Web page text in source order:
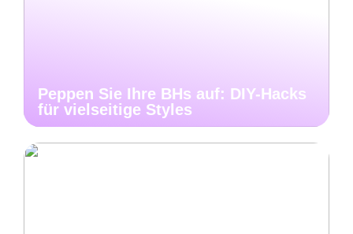
Peppen Sie Ihre BHs auf: DIY-Hacks
für vielseitige Styles